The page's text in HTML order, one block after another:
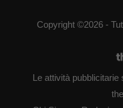
Copyright ©2026 -
Le attività